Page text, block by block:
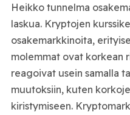
Heikko tunnelma
laskua. Kryptojen
osakemarkkinoita,
molemmat ovat korkean
reagoivat usein samalla
muutoksiin, kuten
kiristymiseen.